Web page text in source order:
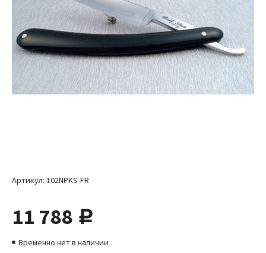
Артикул: 102NPKS-FR
11 788 руб.
Временно нет в наличии